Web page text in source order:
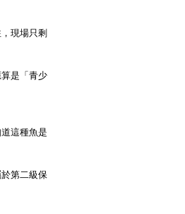
現場只剩
是「青少
這種魚是
第二級保